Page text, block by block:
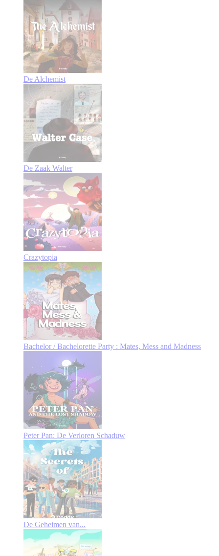
De Alchemist
De Zaak Walter
Crazytopia
Bachelor / Bachelorette Party : Mates, Mess and Madness
Peter Pan: De Verloren Schaduw
De Geheimen van...